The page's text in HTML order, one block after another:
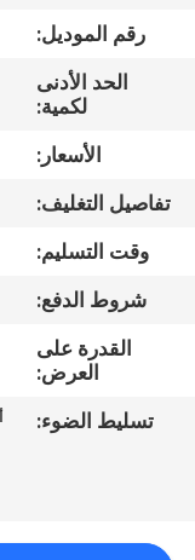
جولة
مراقبة
الجودة
اتصل
اطلب
خريطة
رقم الموديل:
الحد الأدنى
لكمية:
الأسعار:
تفاصيل التغليف:
وقت التسليم:
شروط الدفع:
القدرة على
العرض:
تسليط الضوء: